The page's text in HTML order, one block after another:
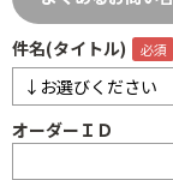
件名(タイトル)
オーダーＩＤ